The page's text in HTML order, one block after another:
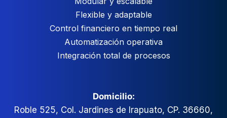
Flexible y adaptable
Control financiero en tiempo real
Automatización operativa
Integración total de procesos
Domicilio:
Roble 525, Col. Jardines de Irapuato, CP. 36660,